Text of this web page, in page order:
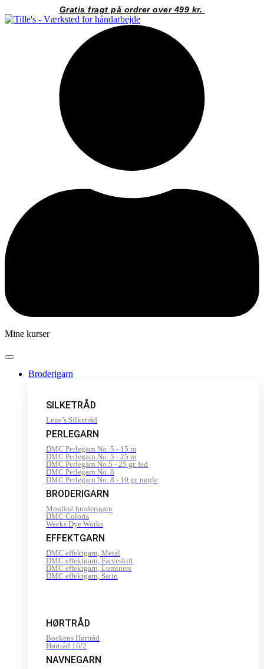
til
Gratis fragt på ordrer over 499 kr.
Mine kurser
Broderigarn
SILKETRÅD
Lene’s Silketråd
PERLEGARN
DMC Perlegarn No. 5 - 15 m
DMC Perlegarn No. 5 - 25 m
DMC Perlegarn No.5 - 25 gr. fed
DMC Perlegarn No. 8
DMC Perlegarn No. 8 - 10 gr. nøgle
BRODERIGARN
Mouliné broderigarn
DMC Coloris
Weeks Dye Works
EFFEKTGARN
DMC effektgarn, Metal
DMC effektgarn, Farveskift
DMC effektgarn, Luminere
DMC effektgarn, Satin
HØRTRÅD
Bockens Hørtråd
Hørtråd 16/2
NAVNEGARN